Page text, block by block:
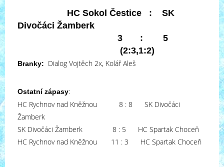
HC Sokol Čestice : SK
Divočáci Žamberk
3 : 5
(2:3,1:2)
Branky: Dialog Vojtěch 2x, Kolář Aleš
Ostatní zápasy:
HC Rychnov nad Kněžnou 8 : 8 SK Divočáci
Žamberk
SK Divočáci Žamberk 8 : 5 HC Spartak Choceň
HC Rychnov nad Kněžnou 11 : 3 HC Spartak Choceň